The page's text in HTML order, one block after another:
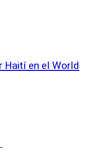
Haití en el World